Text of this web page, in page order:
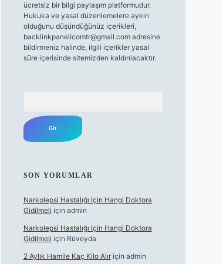
ücretsiz bir bilgi paylaşım platformudur.
Hukuka ve yasal düzenlemelere aykırı
olduğunu düşündüğünüz içerikleri,
backlinkpanelicomtr@gmail.comadresine
bildirmeniz halinde, ilgili içerikler yasal
süre içerisinde sitemizden kaldırılacaktır.
SON YORUMLAR
Narkolepsi Hastalığı Için Hangi Doktora
Gidilmeli için admin
Narkolepsi Hastalığı Için Hangi Doktora
Gidilmeli için Rüveyda
2 Aylık Hamile Kaç Kilo Alıriçin admin